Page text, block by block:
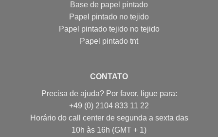
Base de papel pintado
Papel pintado no tejido
Papel pintado tejido no tejido
Papel pintado tnt
CONTATO
Precisa de ajuda? Por favor, ligue para:
+49 (0) 2104 833 11 22
Horário do call center de segunda a sexta das
10h às 16h (GMT + 1)